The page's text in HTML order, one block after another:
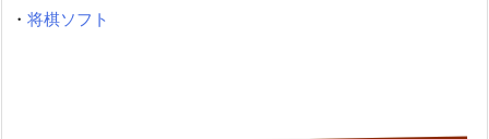
・ 将棋ソフト